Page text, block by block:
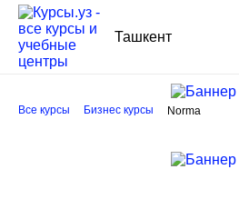
Ташкент
Все курсы Бизнес курсы Norma